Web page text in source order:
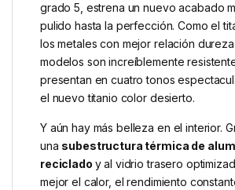
grado 5, estrena un nuevo acabado
pulido hasta la perfección. Como el
los metales con mejor relación
modelos son increíblemente
presentan en cuatro tonos
el nuevo titanio color desierto.
Y aún hay más belleza en el interior.
una subestructura térmica de
reciclado y al vidrio trasero
mejor el calor, el rendimiento